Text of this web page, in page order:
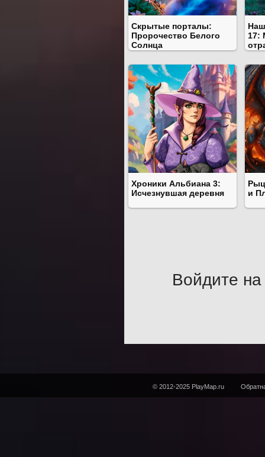
Скрытые порталы:
Пророчество Белого
Солнца
17:
Хроники Альбиана 3:
Исчезнувшая деревня
и
Войдите на
© 2012-2025 PlayMap.ru